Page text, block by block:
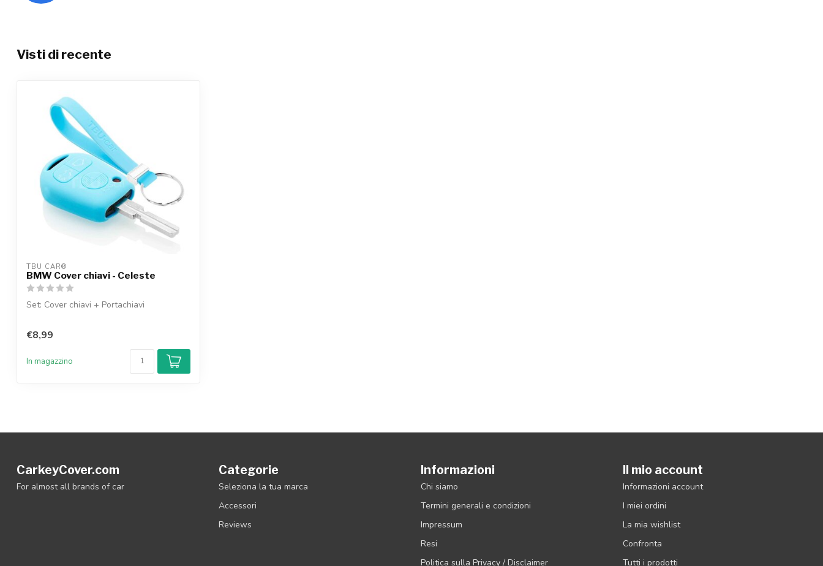
Visti di recente
TBU CAR®
BMW Cover chiavi - Celeste
Set: Cover chiavi + Portachiavi
€8,99
In magazzino
CarkeyCover.com
For almost all brands of car
Categorie
Seleziona la tua marca
Accessori
Reviews
Informazioni
Chi siamo
Termini generali e condizioni
Impressum
Resi
Politica sulla Privacy / Disclaimer
Il mio account
Informazioni account
I miei ordini
La mia wishlist
Confronta
Tutti i prodotti